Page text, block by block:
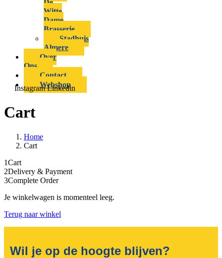
De
Witte
Dame
Brasserie
Stadhuis
Almere
Over
Ons
Contact
Webshop
Instagram Linkedin
Cart
Home
Cart
1Cart
2Delivery & Payment
3Complete Order
Je winkelwagen is momenteel leeg.
Terug naar winkel
Wil je op de hoogte blijven?